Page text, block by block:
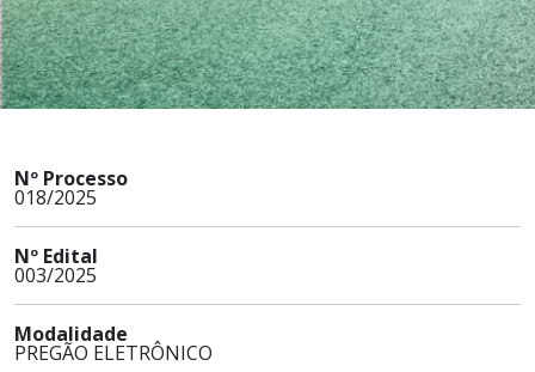
Nº Processo
018/2025
Nº Edital
003/2025
Modalidade
PREGÃO ELETRÔNICO